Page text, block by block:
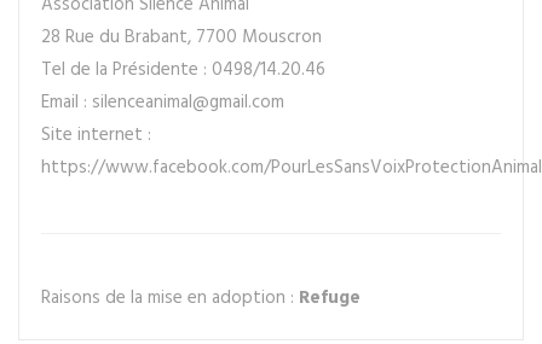
28 Rue du Brabant, 7700 Mouscron
Tel de la Présidente : 0498/14.20.46
Email : silenceanimal@gmail.com
Site internet :
https://www.facebook.com/
Raisons de la mise en adoption : Refuge